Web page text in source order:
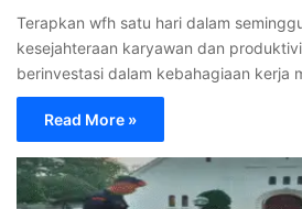
Terapkan wfh satu hari dalam
kesejahteraan karyawan dan
berinvestasi dalam kebahagiaan kerja
Read More »